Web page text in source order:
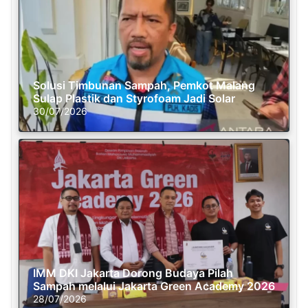
Solusi Timbunan Sampah, Pemkot Malang
Sulap Plastik dan Styrofoam Jadi Solar
30/07/2026
IMM DKI Jakarta Dorong Budaya Pilah
Sampah melalui Jakarta Green Academy 2026
28/07/2026